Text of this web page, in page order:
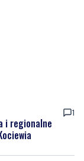
1
i regionalne